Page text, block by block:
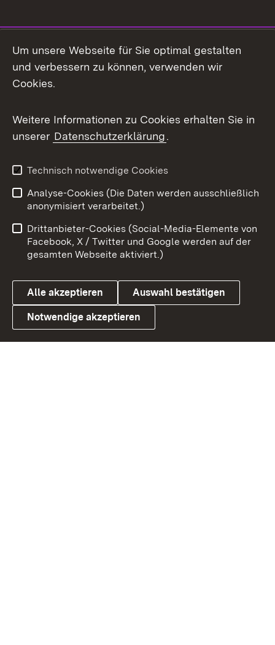
Facebook
X / Twitter
Youtube
Link zum Landesportal
Impressum
Kontakt
Barrierefreiheit
Datenschutz
Cookies
Um unsere Webseite für Sie optimal gestalten
und verbessern zu können, verwenden wir
Cookies.
Weitere Informationen zu Cookies erhalten Sie in
unserer Datenschutzerklärung.
Technisch notwendige Cookies
Analyse-Cookies (Die Daten werden ausschließlich
anonymisiert verarbeitet.)
Drittanbieter-Cookies (Social-Media-Elemente von
Facebook, X / Twitter und Google werden auf der
gesamten Webseite aktiviert.)
Alle akzeptieren Auswahl bestätigen
Notwendige akzeptieren